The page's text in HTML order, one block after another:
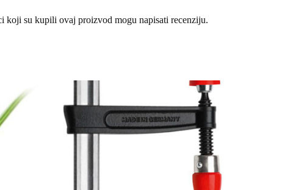
koji su kupili ovaj proizvod mogu napisati recenziju.